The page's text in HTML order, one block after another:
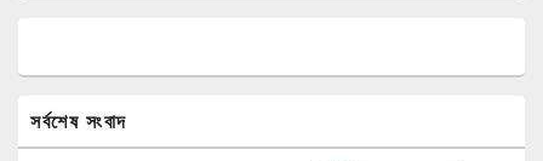
সর্বশেষ সংবাদ